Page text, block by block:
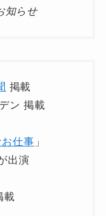
知らせ
掲載
ン 掲載
お仕事 」
出演
載